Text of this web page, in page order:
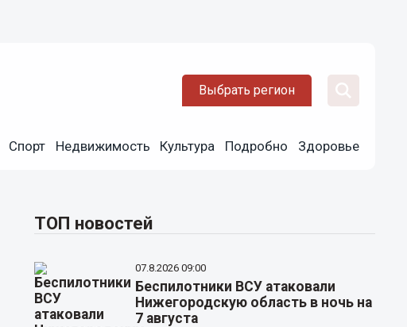
Выбрать регион
Спорт Недвижимость Культура Подробно Здоровье
ТОП новостей
07.8.2026 09:00
Беспилотники ВСУ атаковали
Нижегородскую область в ночь на
7 августа